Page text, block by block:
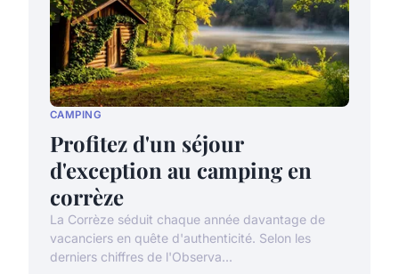
CAMPING
Profitez d'un séjour
d'exception au camping en
corrèze
La Corrèze séduit chaque année davantage de
vacanciers en quête d'authenticité. Selon les
derniers chiffres de l'Observa...